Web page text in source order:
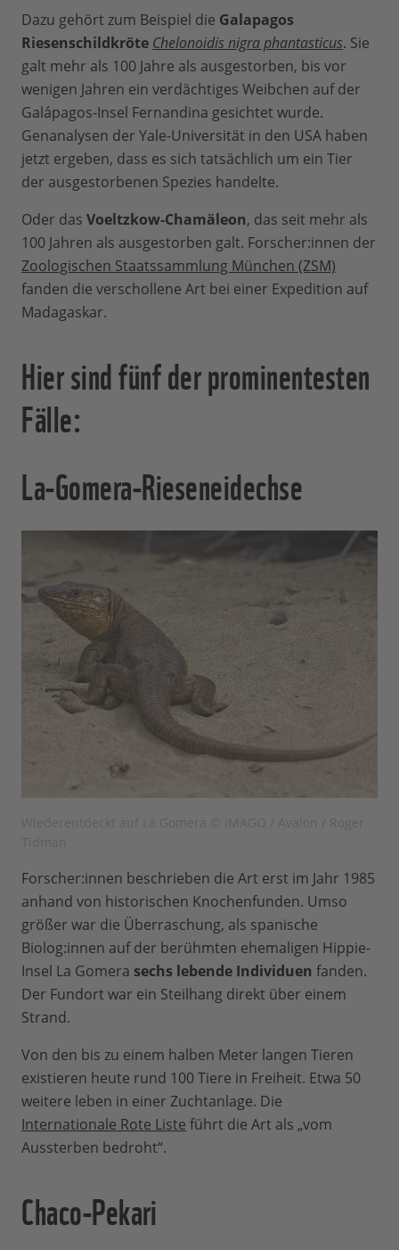
Dazu gehört zum Beispiel die Galapagos
Riesenschildkröte Chelonoidis nigra phantasticus. Sie
galt mehr als 100 Jahre als ausgestorben, bis vor
wenigen Jahren ein verdächtiges Weibchen auf der
Galápagos-Insel Fernandina gesichtet wurde.
Genanalysen der Yale-Universität in den USA haben
jetzt ergeben, dass es sich tatsächlich um ein Tier
der ausgestorbenen Spezies handelte.
Oder das Voeltzkow-Chamäleon, das seit mehr als
100 Jahren als ausgestorben galt. Forscher:innen der
Zoologischen Staatssammlung München (ZSM)
fanden die verschollene Art bei einer Expedition auf
Madagaskar.
Hier sind fünf der prominentesten
Fälle:
La-Gomera-Rieseneidechse
Forscher:innen beschrieben die Art erst im Jahr 1985
anhand von historischen Knochenfunden. Umso
größer war die Überraschung, als spanische
Biolog:innen auf der berühmten ehemaligen Hippie-
Insel La Gomera sechs lebende Individuen fanden.
Der Fundort war ein Steilhang direkt über einem
Strand.
Von den bis zu einem halben Meter langen Tieren
existieren heute rund 100 Tiere in Freiheit. Etwa 50
weitere leben in einer Zuchtanlage. Die
Internationale Rote Liste führt die Art als „vom
Aussterben bedroht“.
Chaco-Pekari